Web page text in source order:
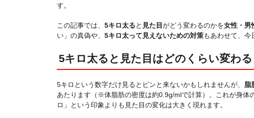
す。
この記事では、 5キロ太ると 見た目がどう変わるのかを女性・男
い」の真偽や、 5キロ太って見えないための対策もあわせて、今
5キロ太ると見た目はどのくらい変わる
5キロという数字だけ見るとピンと来ないかもしれませんが、 脂
あたります（※体脂肪の密度は約0.9g/mlで計算）。これが身体
ロ」という印象よりも見た目の変化は大きく現れます。